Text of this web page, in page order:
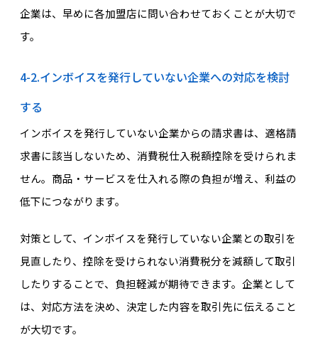
企業は、早めに各加盟店に問い合わせておくことが大切で
す。
4-2.インボイスを発行していない企業への対応を検討
する
インボイスを発行していない企業からの請求書は、適格請
求書に該当しないため、消費税仕入税額控除を受けられま
せん。商品・サービスを仕入れる際の負担が増え、利益の
低下につながります。
対策として、インボイスを発行していない企業との取引を
見直したり、控除を受けられない消費税分を減額して取引
したりすることで、負担軽減が期待できます。企業として
は、対応方法を決め、決定した内容を取引先に伝えること
が大切です。